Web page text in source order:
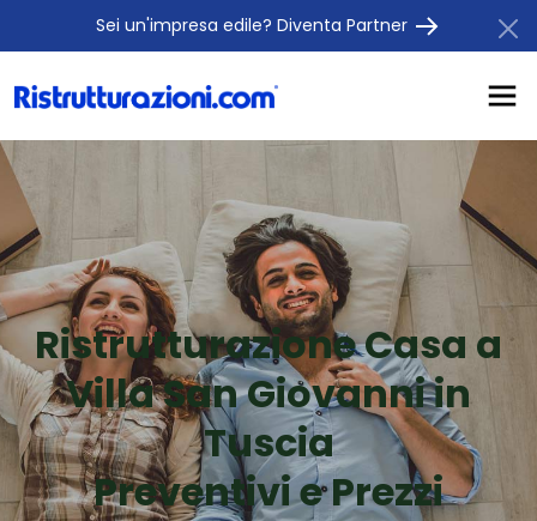
Sei un'impresa edile? Diventa Partner
Ristrutturazione Casa a
Villa San Giovanni in
Tuscia
Preventivi e Prezzi